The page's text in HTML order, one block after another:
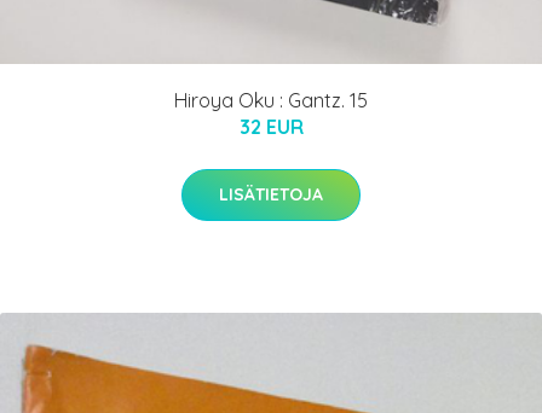
Hiroya Oku : Gantz. 15
32 EUR
LISÄTIETOJA